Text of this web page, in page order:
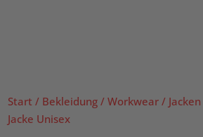
Start / Bekleidung /Workwear / Jacken
Jacke Unisex